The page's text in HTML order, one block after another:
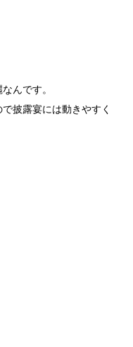
んです。
披露宴には動きやすく